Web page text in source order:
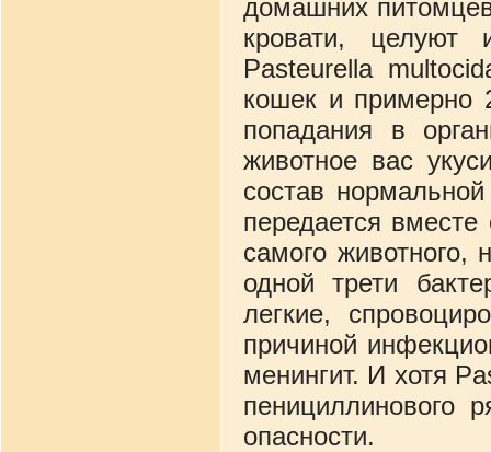
домашних
кровати,
Pasteurella
кошек и примерно
попадания в
животное вас
состав
передается
самого животного,
одной трети
легкие,
причиной
менингит. И хотя
пенициллинового
опасности.